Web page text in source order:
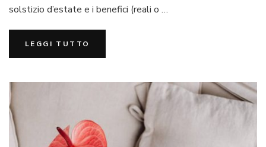
solstizio d’estate e i benefici (reali o …
LEGGI TUTTO